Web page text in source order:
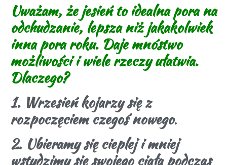
Uważam, że jesień to idealna pora na
odchudzanie, lepsza niż jakakolwiek
inna pora roku. Daje mnóstwo
możliwości i wiele rzeczy ułatwia.
Dlaczego?
1. Wrzesień kojarzy się z
rozpoczęciem czegoś nowego.
2. Ubieramy się cieplej i mniej
wstydzimy się swojego ciała podczas